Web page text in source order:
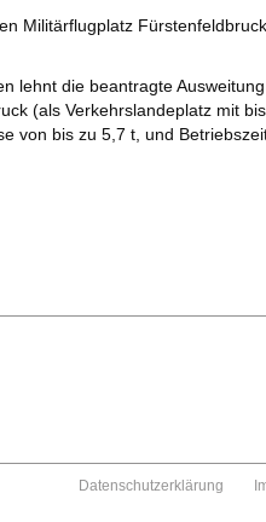
Militärflugplatz
lehnt die beantragte
(als Verkehrslandeplatz mit
von bis zu 5,7 t, und
Datenschutzerklärung